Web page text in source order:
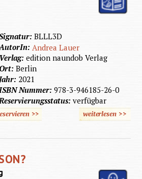
BLLL3D
Andrea Lauer
Verlag:edition naundob Verlag
Ort:Berlin
Jahr: 2021
Nummer:978-3-946185-26-0
verfügbar
>> weiterlesen
über
>>